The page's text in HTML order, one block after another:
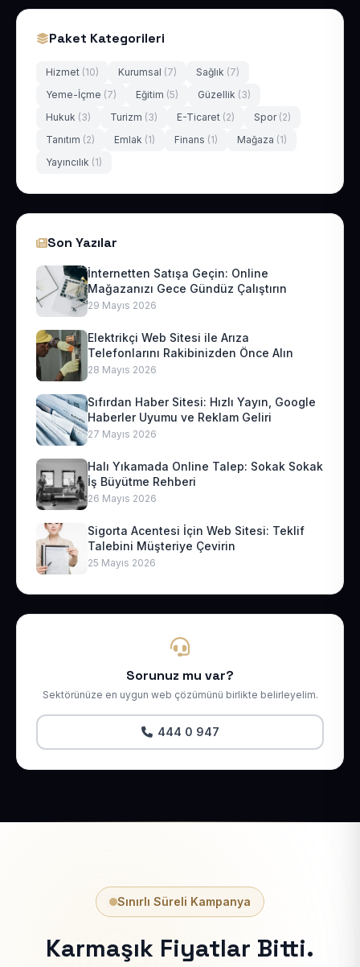
Paket Kategorileri
Hizmet (10) Kurumsal (7) Sağlık (7)
Yeme-İçme (7) Eğitim (5) Güzellik (3)
Hukuk (3) Turizm (3) E-Ticaret (2) Spor (2)
Tanıtım (2) Emlak (1) Finans (1) Mağaza (1)
Yayıncılık (1)
Son Yazılar
İnternetten Satışa Geçin: Online
Mağazanızı Gece Gündüz Çalıştırın
29 Mayıs 2026
Elektrikçi Web Sitesi ile Arıza
Telefonlarını Rakibinizden Önce Alın
28 Mayıs 2026
Sıfırdan Haber Sitesi: Hızlı Yayın, Google
Haberler Uyumu ve Reklam Geliri
27 Mayıs 2026
Halı Yıkamada Online Talep: Sokak Sokak
İş Büyütme Rehberi
26 Mayıs 2026
Sigorta Acentesi İçin Web Sitesi: Teklif
Talebini Müşteriye Çevirin
25 Mayıs 2026
Sorunuz mu var?
Sektörünüze en uygun web çözümünü birlikte belirleyelim.
444 0 947
Sınırlı Süreli Kampanya
Karmaşık Fiyatlar Bitti.